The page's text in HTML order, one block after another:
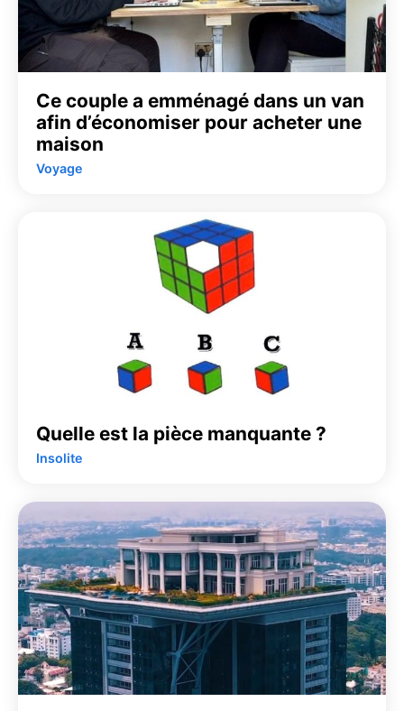
Ce couple a emménagé dans un van
afin d’économiser pour acheter une
maison
Voyage
Quelle est la pièce manquante ?
Insolite